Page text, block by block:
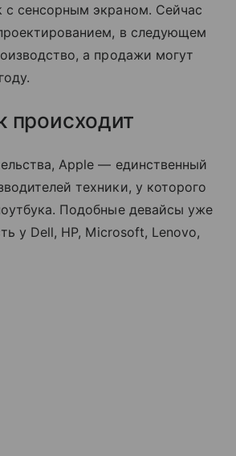
с сенсорным экраном. Сейчас
в следующем
а продажи могут
происходит
Apple — единственный
техники, у которого
Подобные девайсы уже
у Dell, HP, Microsoft, Lenovo,